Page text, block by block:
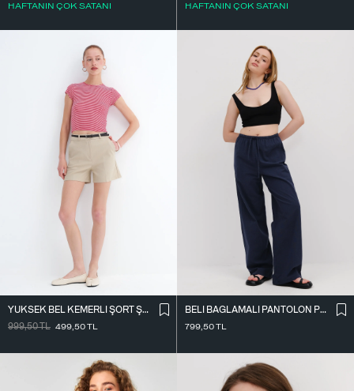
HAFTANIN ÇOK SATANI
HAFTANIN ÇOK SATANI
YÜKSEK BEL KEMERLI ŞORT Ş02336
999,50TL 499,50TL
BELI BAĞLAMALI PANTOLON PN17449
799,50TL